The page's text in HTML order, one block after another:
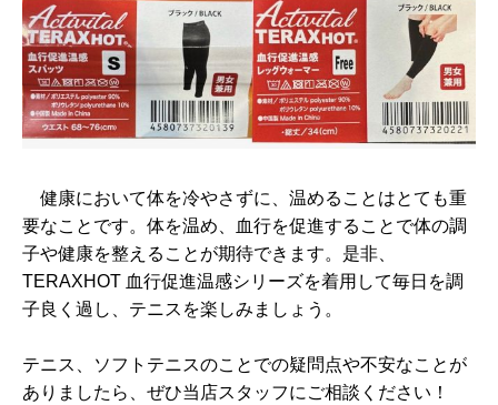
健康において体を冷やさずに、温めることはとても重
要なことです。体を温め、血行を促進することで体の調
子や健康を整えることが期待できます。是非、
TERAXHOT 血行促進温感シリーズを着用して毎日を調
子良く過し、テニスを楽しみましょう。
テニス、ソフトテニスのことでの疑問点や不安なことが
ありましたら、ぜひ当店スタッフにご相談ください！